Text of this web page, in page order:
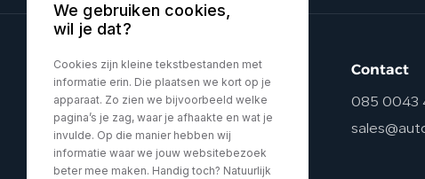
Contact
085 0043
We gebruiken cookies,
wil je dat?
Cookies zijn kleine tekstbestanden met
informatie erin. Die plaatsen we kort op je
apparaat. Zo zien we bijvoorbeeld welke
pagina’s je zag, waar je afhaakte en wat je
invulde. Op die manier hebben wij
informatie waar we jouw websitebezoek
beter mee maken. Handig toch? Natuurlijk